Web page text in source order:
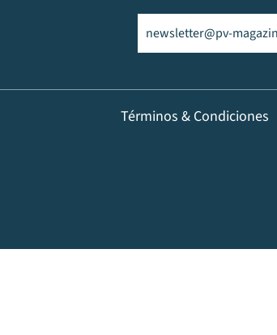
(Obligatorio)
Términos & Condiciones